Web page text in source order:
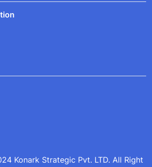
Konark Strategic Pvt. LTD. All Right